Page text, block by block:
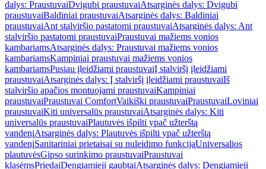
dalys: PraustuvaiDvigubi praustuvaiAtsarginės dalys: Dvigubi
praustuvaiBaldiniai praustuvaiAtsarginės dalys: Baldiniai
praustuvaiAnt stalviršio pastatomi praustuvaiAtsarginės dalys: Ant
stalviršio pastatomi praustuvaiPraustuvai mažiems vonios
kambariamsAtsarginės dalys: Praustuvai mažiems vonios
kambariamsKampiniai praustuvai mažiems vonios
kambariamsPusiau įleidžiami praustuvaiĮ stalviršį įleidžiami
praustuvaiAtsarginės dalys: Į stalviršį įleidžiami praustuvaiIš
stalviršio apačios montuojami praustuvaiKampiniai
praustuvaiPraustuvai ComfortVaikiški praustuvaiPraustuvaiLoviniai
praustuvaiKiti universalūs praustuvaiAtsarginės dalys: Kiti
universalūs praustuvaiPlautuvės išpilti ypač užterštą
vandenįAtsarginės dalys: Plautuvės išpilti ypač užterštą
vandenįSanitariniai prietaisai su nuleidimo funkcijaUniversalios
plautuvėsGipso surinkimo praustuvaiPraustuvai
klasėmsPriedaiDengiamieji gaubtaiAtsarginės dalys: Dengiamieji